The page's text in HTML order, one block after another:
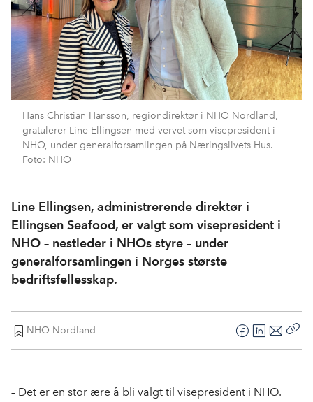
Hans Christian Hansson, regiondirektør i NHO Nordland,
gratulerer Line Ellingsen med vervet som visepresident i
NHO, under generalforsamlingen på Næringslivets Hus.
Foto: NHO
Line Ellingsen, administrerende direktør i
Ellingsen Seafood, er valgt som visepresident i
NHO – nestleder i NHOs styre – under
generalforsamlingen i Norges største
bedriftsfellesskap.
NHO Nordland
F
e
L
k
E
o
– Det er en stor ære å bli valgt til visepresident i NHO.